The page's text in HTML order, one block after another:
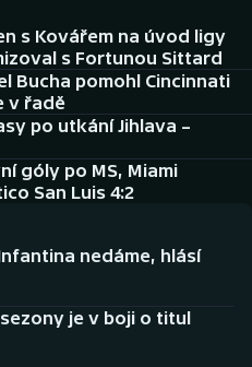
s Kovářem na úvod ligy
s Fortunou Sittard
Bucha pomohl Cincinnati
v řadě
po utkání Jihlava –
góly po MS, Miami
San Luis 4:2
nedáme, hlásí
je v boji o titul